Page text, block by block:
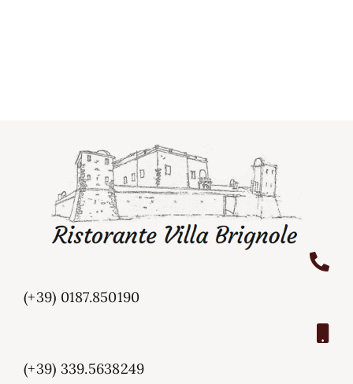
(+39) 0187.850190
(+39) 339.5638249